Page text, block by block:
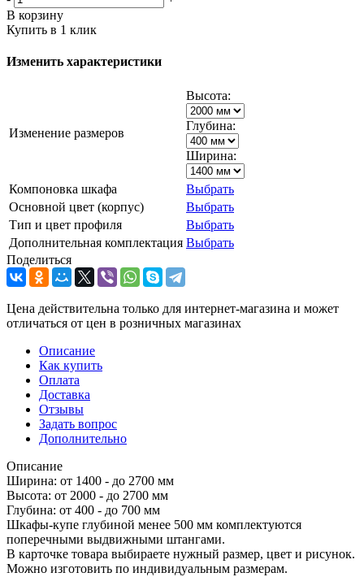
В корзину
Купить в 1 клик
Изменить характеристики
Изменение размеров
Высота:
Глубина:
Ширина:
Компоновка шкафа
Выбрать
Основной цвет (корпус)
Выбрать
Тип и цвет профиля
Выбрать
Дополнительная комплектация Выбрать
Поделиться
Цена действительна только для интернет-магазина и может
отличаться от цен в розничных магазинах
Описание
Как купить
Оплата
Доставка
Отзывы
Задать вопрос
Дополнительно
Описание
Ширина: от 1400 - до 2700 мм
Высота: от 2000 - до 2700 мм
Глубина: от 400 - до 700 мм
Шкафы-купе глубиной менее 500 мм комплектуются
поперечными выдвижными штангами.
В карточке товара выбираете нужный размер, цвет и рисунок.
Можно изготовить по индивидуальным размерам.